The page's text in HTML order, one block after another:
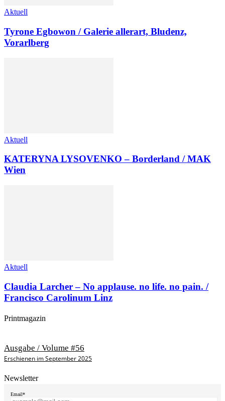
Aktuell
Tyrone Egbowon / Galerie allerart, Bludenz,
Vorarlberg
Aktuell
KATERYNA LYSOVENKO – Borderland / MAK
Wien
Aktuell
Claudia Larcher – No applause. no life. no pain. /
Francisco Carolinum Linz
Printmagazin
Ausgabe / Volume #56
Erschienen im September 2025
Newsletter
Email*